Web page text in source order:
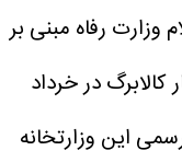
وزارت رفاه مبنی بر
در خرداد
این وزارتخانه